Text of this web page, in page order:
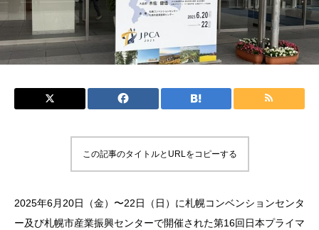
この記事のタイトルとURLをコピーする
2025年6月20日（金）〜22日（日）に札幌コンベンションセンタ
ー及び札幌市産業振興センターで開催された第16回日本プライマ